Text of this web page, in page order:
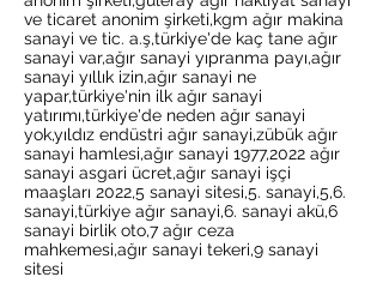
ve ticaret anonim şirketi,kgm ağır makina
sanayi ve tic. a.ş,türkiye'de kaç tane ağır
sanayi var,ağır sanayi yıpranma payı,ağır
sanayi yıllık izin,ağır sanayi ne
yapar,türkiye'nin ilk ağır sanayi
yatırımı,türkiye'de neden ağır sanayi
yok,yıldız endüstri ağır sanayi,zübük ağır
sanayi hamlesi,ağır sanayi 1977,2022 ağır
sanayi asgari ücret,ağır sanayi işçi
maaşları 2022,5 sanayi sitesi,5. sanayi,5,6.
sanayi,türkiye ağır sanayi,6. sanayi akü,6
sanayi birlik oto,7 ağır ceza
mahkemesi,ağır sanayi tekeri,9 sanayi
sitesi